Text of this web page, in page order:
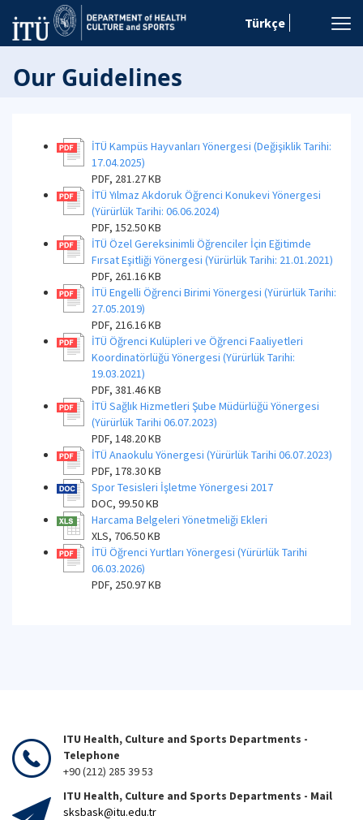
Türkçe
Our Guidelines
İTÜ Kampüs Hayvanları Yönergesi (Değişiklik Tarihi:
17.04.2025)
PDF, 281.27 KB
İTÜ Yılmaz Akdoruk Öğrenci Konukevi Yönergesi
(Yürürlük Tarihi: 06.06.2024)
PDF, 152.50 KB
İTÜ Özel Gereksinimli Öğrenciler İçin Eğitimde
Fırsat Eşitliği Yönergesi (Yürürlük Tarihi: 21.01.2021)
PDF, 261.16 KB
İTÜ Engelli Öğrenci Birimi Yönergesi (Yürürlük Tarihi:
27.05.2019)
PDF, 216.16 KB
İTÜ Öğrenci Kulüpleri ve Öğrenci Faaliyetleri
Koordinatörlüğü Yönergesi (Yürürlük Tarihi:
19.03.2021)
PDF, 381.46 KB
İTÜ Sağlık Hizmetleri Şube Müdürlüğü Yönergesi
(Yürürlük Tarihi 06.07.2023)
PDF, 148.20 KB
İTÜ Anaokulu Yönergesi (Yürürlük Tarihi 06.07.2023)
PDF, 178.30 KB
Spor Tesisleri İşletme Yönergesi 2017
DOC, 99.50 KB
Harcama Belgeleri Yönetmeliği Ekleri
XLS, 706.50 KB
İTÜ Öğrenci Yurtları Yönergesi (Yürürlük Tarihi
06.03.2026)
PDF, 250.97 KB
ITU Health, Culture and Sports Departments -
Telephone
+90 (212) 285 39 53
ITU Health, Culture and Sports Departments - Mail
sksbask@itu.edu.tr